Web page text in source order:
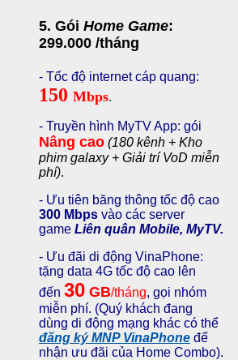
5. Gói Home Game:
299.000 /tháng
- Tốc độ internet cáp quang:
150 Mbps.
- Truyền hình MyTV App: gói
Nâng cao (180 kênh + Kho
phim galaxy + Giải trí VoD miễn
phí).
- Ưu tiên băng thông tốc độ cao
300 Mbps vào các server
game Liên quân Mobile, MyTV.
- Ưu đãi di động VinaPhone:
tặng data 4G tốc độ cao lên
đến 30 GB/tháng, gọi nhóm
miễn phí. (Quý khách đang
dùng di động mạng khác có thể
đăng ký MNP VinaPhone để
nhận ưu đãi của Home Combo).